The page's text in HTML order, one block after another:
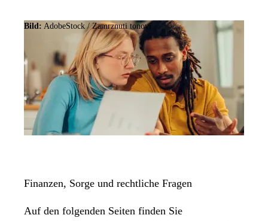
Bild: AdobeStock / Zamrznuti tonovi
Finanzen, Sorge und rechtliche Fragen
Auf den folgenden Seiten finden Sie